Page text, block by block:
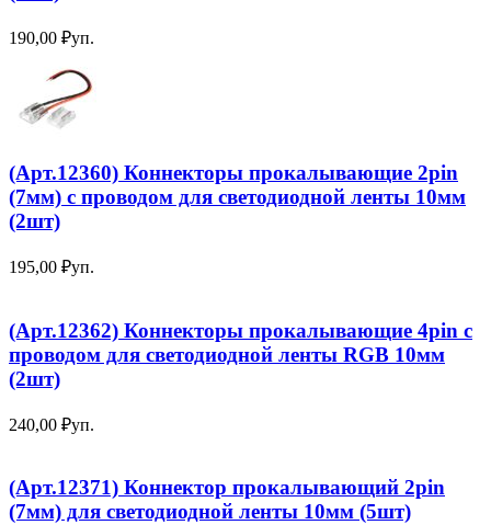
190,00 ₽уп.
(Арт.12360) Коннекторы прокалывающие 2pin
(7мм) с проводом для светодиодной ленты 10мм
(2шт)
195,00 ₽уп.
(Арт.12362) Коннекторы прокалывающие 4pin с
проводом для светодиодной ленты RGB 10мм
(2шт)
240,00 ₽уп.
(Арт.12371) Коннектор прокалывающий 2pin
(7мм) для светодиодной ленты 10мм (5шт)